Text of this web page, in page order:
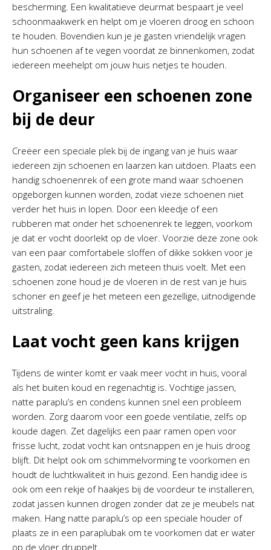
bescherming. Een kwalitatieve deurmat bespaart je veel
schoonmaakwerk en helpt om je vloeren droog en schoon
te houden. Bovendien kun je je gasten vriendelijk vragen
hun schoenen af te vegen voordat ze binnenkomen, zodat
iedereen meehelpt om jouw huis netjes te houden.
Organiseer een schoenen zone
bij de deur
Creëer een speciale plek bij de ingang van je huis waar
iedereen zijn schoenen en laarzen kan uitdoen. Plaats een
handig schoenenrek of een grote mand waar schoenen
opgeborgen kunnen worden, zodat vieze schoenen niet
verder het huis in lopen. Door een kleedje of een
rubberen mat onder het schoenenrek te leggen, voorkom
je dat er vocht doorlekt op de vloer. Voorzie deze zone ook
van een paar comfortabele sloffen of dikke sokken voor je
gasten, zodat iedereen zich meteen thuis voelt. Met een
schoenen zone houd je de vloeren in de rest van je huis
schoner en geef je het meteen een gezellige, uitnodigende
uitstraling.
Laat vocht geen kans krijgen
Tijdens de winter komt er vaak meer vocht in huis, vooral
als het buiten koud en regenachtig is. Vochtige jassen,
natte paraplu’s en condens kunnen snel een probleem
worden. Zorg daarom voor een goede ventilatie, zelfs op
koude dagen. Zet dagelijks een paar ramen open voor
frisse lucht, zodat vocht kan ontsnappen en je huis droog
blijft. Dit helpt ook om schimmelvorming te voorkomen en
houdt de luchtkwaliteit in huis gezond. Een handig idee is
ook om een rekje of haakjes bij de voordeur te installeren,
zodat jassen kunnen drogen zonder dat ze je meubels nat
maken. Hang natte paraplu’s op een speciale houder of
plaats ze in een paraplubak om te voorkomen dat er water
op de vloer druppelt.